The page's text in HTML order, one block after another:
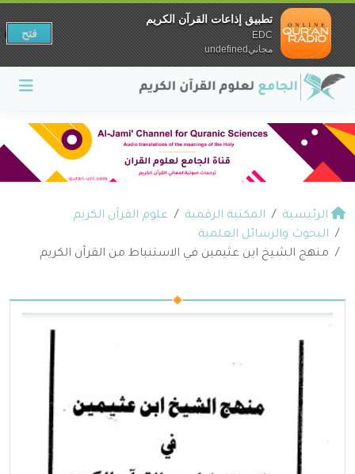
الرئيسية المكتبة الرقمية
علوم القرآن الكريم
البحوث والرسائل العلمية
منهج الشيخ ابن عثيمين في الاستنباط من القرآن الكريم
تطبيق إذاعات القرآن الكريم
EDC
مجانيundefined
فتح